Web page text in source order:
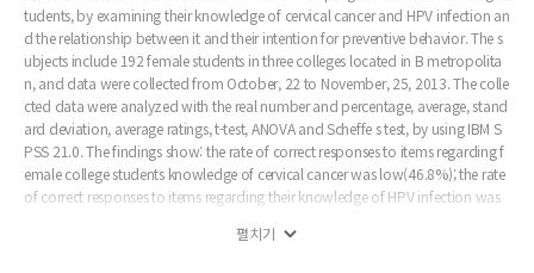
tudents, by examining their knowledge of cervical cancer and HPV infection an
d the relationship between it and their intention for preventive behavior. The s
ubjects include 192 female students in three colleges located in B metropolita
n, and data were collected from October, 22 to November, 25, 2013. The colle
cted data were analyzed with the real number and percentage, average, stand
ard deviation, average ratings, t-test, ANOVA and Scheffe s test, by using IBM S
PSS 21.0. The findings show: the rate of correct responses to items regarding f
emale college students knowledge of cervical cancer was low(46.8%); the rate
of correct responses to items regarding their knowledge of HPV infection was
V infection was high (77.5%). Although there was a significant correlation betw
펼치기